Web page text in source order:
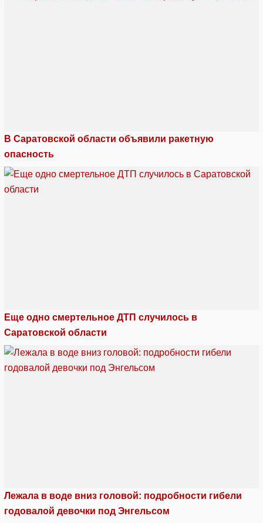
В Саратовской области объявили ракетную
опасность
Еще одно смертельное ДТП случилось в
Саратовской области
Лежала в воде вниз головой: подробности гибели
годовалой девочки под Энгельсом